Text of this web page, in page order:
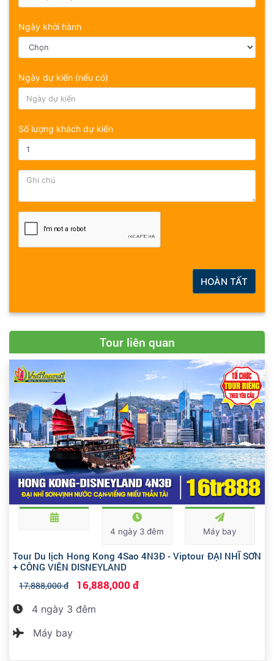
Ngày khởi hành
Ngày dự kiến (nếu có)
Số lượng khách dự kiến
HOÀN TẤT
Tour liên quan
4 ngày 3 đêm Máy bay
Tour Du lịch Hong Kong 4Sao 4N3Đ - Viptour ĐẠI NHĨ SƠN
+ CÔNG VIÊN DISNEYLAND
17,888,000 đ 16,888,000 đ
4 ngày 3 đêm
Máy bay